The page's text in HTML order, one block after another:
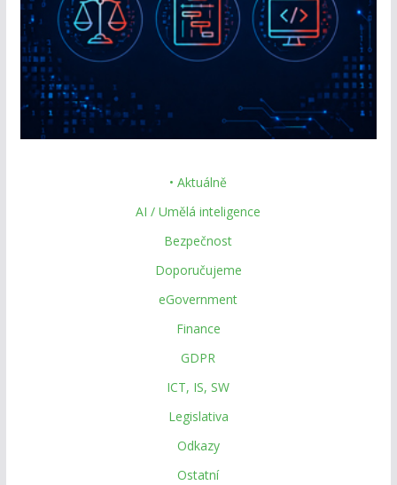
• Aktuálně
AI / Umělá inteligence
Bezpečnost
Doporučujeme
eGovernment
Finance
GDPR
ICT, IS, SW
Legislativa
Odkazy
Ostatní